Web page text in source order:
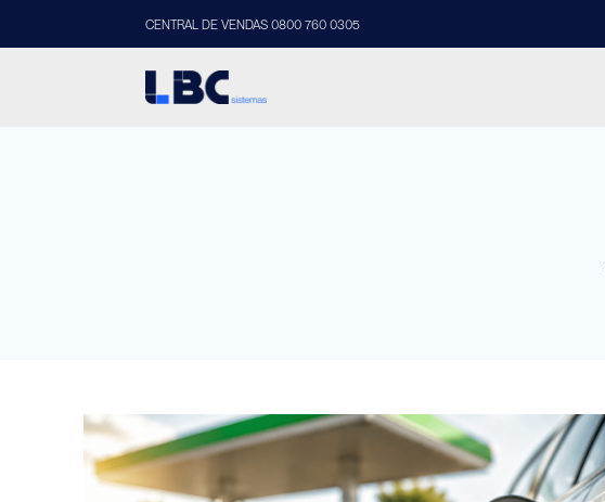
CENTRAL DE VENDAS 0800 760 0305